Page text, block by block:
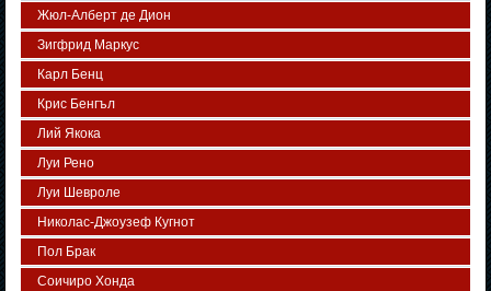
Жюл-Алберт де Дион
Зигфрид Маркус
Карл Бенц
Крис Бенгъл
Лий Якока
Луи Рено
Луи Шевроле
Николас-Джоузеф Кугнот
Пол Брак
Соичиро Хонда